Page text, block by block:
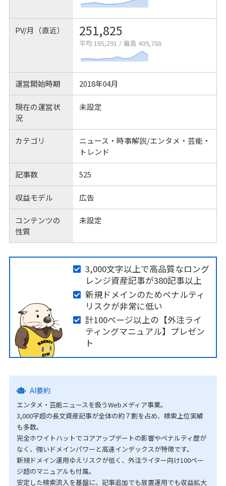
PV/月（直近） 251,825
平均 165,291 / 最高 409,788
運営開始時期 2018年04月
現在の運営状
況
未設定
カテゴリ
ニュース・時事解説/エンタメ・芸能・
トレンド
記事数 525
収益モデル 広告
コンテンツの
性質
未設定
3,000文字以上で高品質なロング
レンジ資産記事が380記事以上
新規ドメインのためペナルティ
リスクが非常に低い
計100ページ以上の【外注ライ
ティングマニュアル】プレゼン
ト
AI要約
エンタメ・芸能ニュースを扱うWebメディア事業。
3,000字超の長文資産記事が全体の約７割を占め、検索上位実績
も多数。
完全ホワイトハットでコアアップデートの影響やペナルティ歴が
なく、強いドメインパワーと高速インデックスが特徴です。
新規ドメイン運用ゆえリスクが低く、外注ライター向け100ペー
ジ超のマニュアルも付属。
安定した検索流入を基盤に、記事追加でも放置運用でも収益拡大